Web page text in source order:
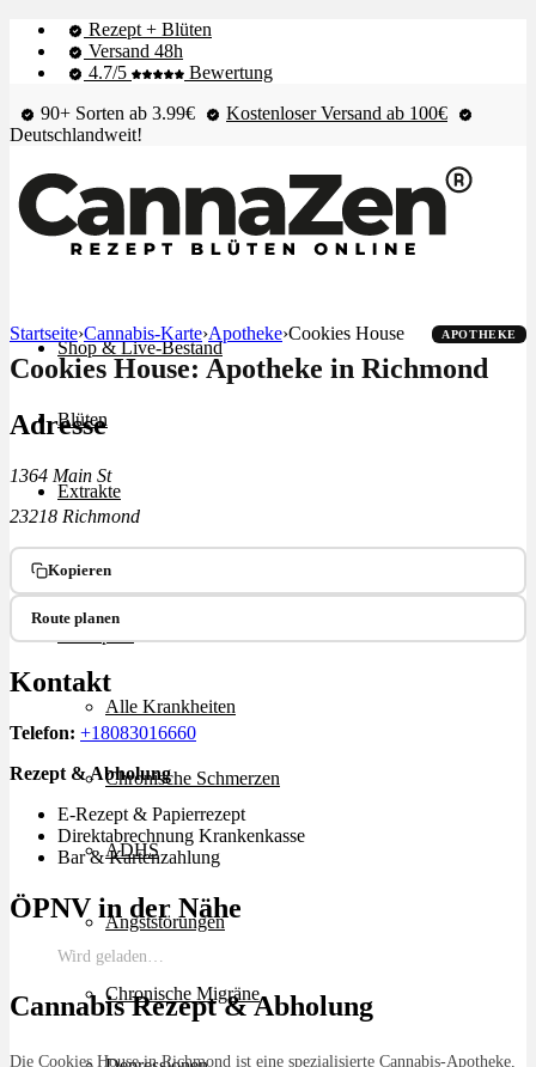
Rezept + Blüten
Versand 48h
4.7/5
Bewertung
90+ Sorten ab 3.99€
Kostenloser Versand ab 100€
Deutschlandweit!
Shop & Live-Bestand
Blüten
Extrakte
Ablauf
Alle Krankheiten
Chronische Schmerzen
ADHS
Angststörungen
Chronische Migräne
Startseite›Cannabis-Karte›Apotheke›Cookies House APOTHEKE
Cookies House: Apotheke in Richmond
Adresse
1364 Main St
23218 Richmond
Kopieren
Route planen
Kontakt
Telefon: +18083016660
Rezept & Abholung
E-Rezept & Papierrezept
Direktabrechnung Krankenkasse
Bar & Kartenzahlung
ÖPNV in der Nähe
Wird geladen…
Cannabis Rezept & Abholung
Die Cookies House in Richmond ist eine spezialisierte Cannabis-Apotheke,